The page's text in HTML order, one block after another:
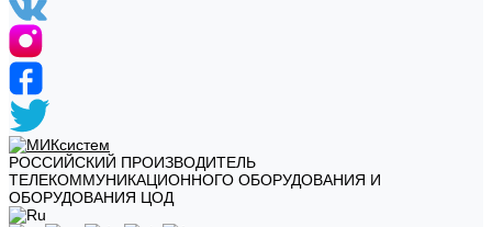
РОССИЙСКИЙ ПРОИЗВОДИТЕЛЬ
ТЕЛЕКОММУНИКАЦИОННОГО ОБОРУДОВАНИЯ И
ОБОРУДОВАНИЯ ЦОД